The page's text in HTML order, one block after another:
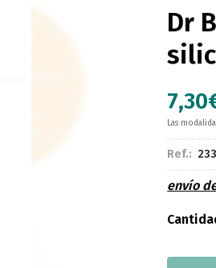
Dr
7,30
Las
Ref.:
envío